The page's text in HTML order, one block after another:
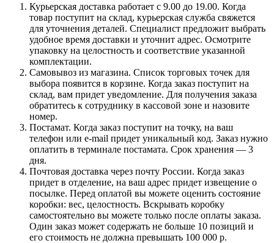
Курьерская доставка работает с 9.00 до 19.00. Когда
товар поступит на склад, курьерская служба свяжется
для уточнения деталей. Специалист предложит выбрать
удобное время доставки и уточнит адрес. Осмотрите
упаковку на целостность и соответствие указанной
комплектации.
Самовывоз из магазина. Список торговых точек для
выбора появится в корзине. Когда заказ поступит на
склад, вам придет уведомление. Для получения заказа
обратитесь к сотруднику в кассовой зоне и назовите
номер.
Постамат. Когда заказ поступит на точку, на ваш
телефон или e-mail придет уникальный код. Заказ нужно
оплатить в терминале постамата. Срок хранения — 3
дня.
Почтовая доставка через почту России. Когда заказ
придет в отделение, на ваш адрес придет извещение о
посылке. Перед оплатой вы можете оценить состояние
коробки: вес, целостность. Вскрывать коробку
самостоятельно вы можете только после оплаты заказа.
Один заказ может содержать не больше 10 позиций и
его стоимость не должна превышать 100 000 р.